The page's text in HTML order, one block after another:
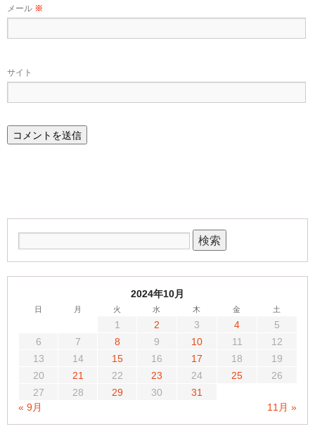
メール ※
サイト
2024年10月
日 月 火 水 木 金 土
1 2 3 4
5
6
7 8 9 10 11
12
13
14 15 16 17 18
19
20
21 22 23 24 25
26
27
28 29 30
31
« 9月
11月 »